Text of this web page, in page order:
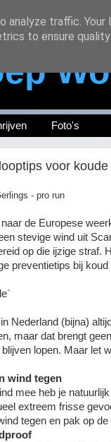
Foto's
voor koude
- pro run
naar de Europese
stevige wind uit
op die ijzige straf.
preventietips bij koud
Nederland (bijna)
maar dat brengt
blijven lopen. Maar let
wind tegen
mee heb je
extreem frisse
tegen en pak op
traffic. Your
to ensure